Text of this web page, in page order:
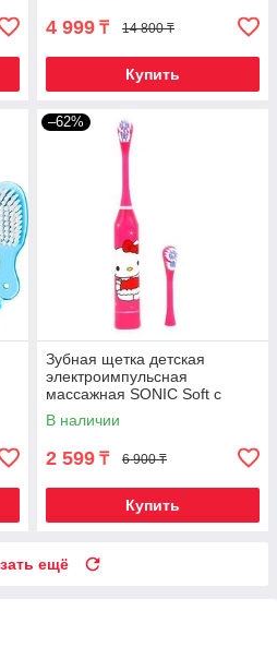
4 999 ₸ 14 800 ₸
Купить
–62%
Зубная щетка детская
электроимпульсная
массажная SONIC Soft с
запасной насадкой (Hello
Kitty)
В наличии
2 599 ₸ 6 900 ₸
Купить
ещё